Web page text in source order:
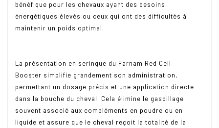
bénéfique pour les chevaux ayant des besoins
énergétiques élevés ou ceux qui ont des difficultés à
maintenir un poids optimal.
La présentation en seringue du Farnam Red Cell
Booster simplifie grandement son administration,
permettant un dosage précis et une application directe
dans la bouche du cheval. Cela élimine le gaspillage
souvent associé aux compléments en poudre ou en
liquide et assure que le cheval reçoit la totalité de la